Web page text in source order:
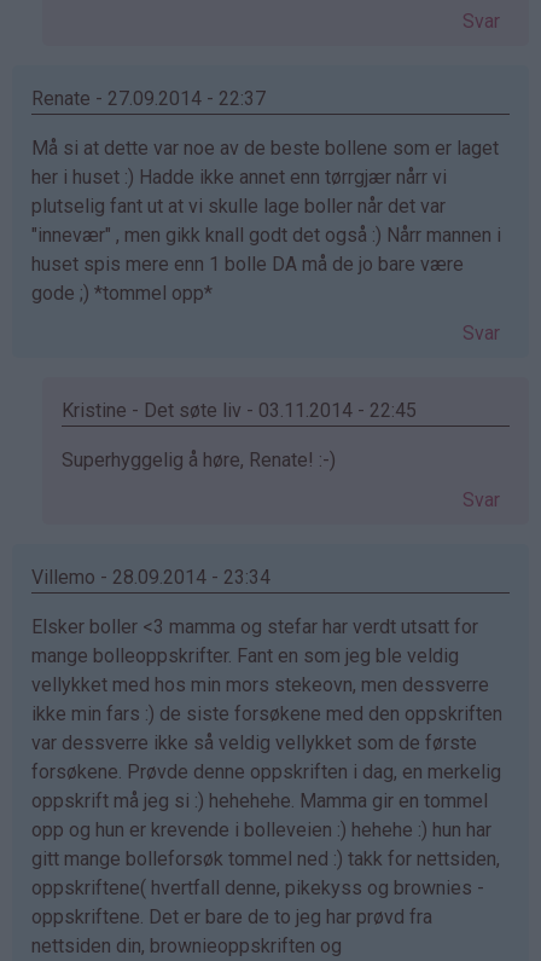
Geir
(ikke
bekreftet)
Svar
Renate - 27.09.2014 - 22:37
Må si at dette var noe av de beste bollene som er laget
her i huset :) Hadde ikke annet enn tørrgjær nårr vi
plutselig fant ut at vi skulle lage boller når det var
"innevær" , men gikk knall godt det også :) Nårr mannen i
huset spis mere enn 1 bolle DA må de jo bare være
gode ;) *tommel opp*
Svar
Kristine - Det søte liv - 03.11.2014 - 22:45
Som
Renate
bekreftet)
Superhyggelig å høre, Renate! :-)
Svar
Villemo - 28.09.2014 - 23:34
Elsker boller <3 mamma og stefar har verdt utsatt for
mange bolleoppskrifter. Fant en som jeg ble veldig
vellykket med hos min mors stekeovn, men dessverre
ikke min fars :) de siste forsøkene med den oppskriften
var dessverre ikke så veldig vellykket som de første
forsøkene. Prøvde denne oppskriften i dag, en merkelig
oppskrift må jeg si :) hehehehe. Mamma gir en tommel
opp og hun er krevende i bolleveien :) hehehe :) hun har
gitt mange bolleforsøk tommel ned :) takk for nettsiden,
oppskriftene( hvertfall denne, pikekyss og brownies -
oppskriftene. Det er bare de to jeg har prøvd fra
nettsiden din, brownieoppskriften og